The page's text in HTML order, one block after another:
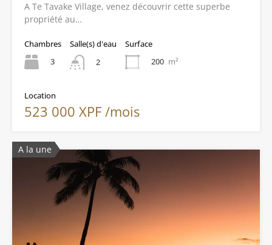
A Te Tavake Village, venez découvrir cette superbe
propriété au…
Chambres
3
Salle(s) d'eau
2
Surface
200 m²
Location
523 000 XPF /mois
A la une